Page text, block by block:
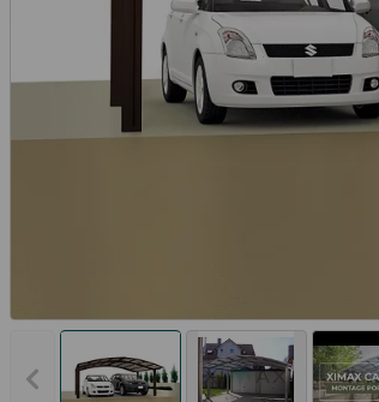
Vorheriges Bild anzeigen